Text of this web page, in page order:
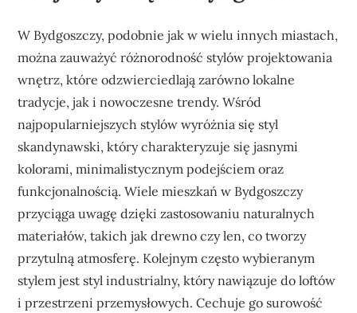
W Bydgoszczy, podobnie jak w wielu innych miastach,
można zauważyć różnorodność stylów projektowania
wnętrz, które odzwierciedlają zarówno lokalne
tradycje, jak i nowoczesne trendy. Wśród
najpopularniejszych stylów wyróżnia się styl
skandynawski, który charakteryzuje się jasnymi
kolorami, minimalistycznym podejściem oraz
funkcjonalnością. Wiele mieszkań w Bydgoszczy
przyciąga uwagę dzięki zastosowaniu naturalnych
materiałów, takich jak drewno czy len, co tworzy
przytulną atmosferę. Kolejnym często wybieranym
stylem jest styl industrialny, który nawiązuje do loftów
i przestrzeni przemysłowych. Cechuje go surowość